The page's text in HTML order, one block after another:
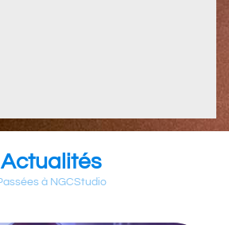
Actualités
à NGCStudio